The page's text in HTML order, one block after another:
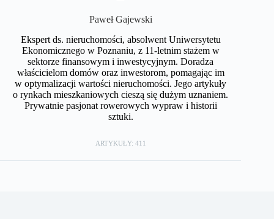
Paweł Gajewski
Ekspert ds. nieruchomości, absolwent Uniwersytetu
Ekonomicznego w Poznaniu, z 11-letnim stażem w
sektorze finansowym i inwestycyjnym. Doradza
właścicielom domów oraz inwestorom, pomagając im
w optymalizacji wartości nieruchomości. Jego artykuły
o rynkach mieszkaniowych cieszą się dużym uznaniem.
Prywatnie pasjonat rowerowych wypraw i historii
sztuki.
ARTYKUŁY: 411